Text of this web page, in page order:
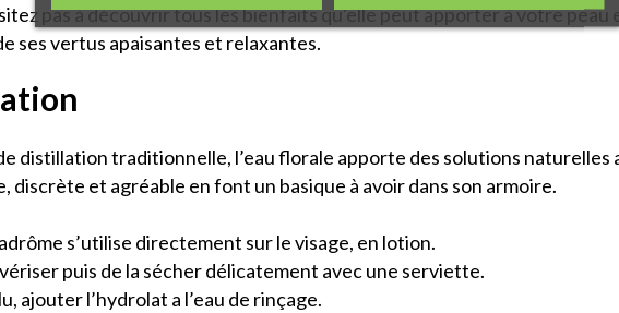
pas à découvrir tous les bienfaits qu'elle peut apporter à votre peau
ses vertus apaisantes et relaxantes.
distillation traditionnelle, l’eau florale apporte des solutions naturelles
discrète et agréable en font un basique à avoir dans son armoire.
s’utilise directement sur le visage, en lotion.
puis de la sécher délicatement avec une serviette.
ajouter l’hydrolat a l’eau de rinçage.